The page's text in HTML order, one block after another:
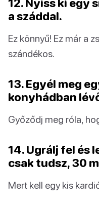
12. Nyiss ki egy
a száddal.
Ez könnyű! Ez már a
szándékos.
13. Egyél meg
konyhádban
Győződj meg róla,
14. Ugrálj fel és
csak tudsz, 30
Mert kell egy kis